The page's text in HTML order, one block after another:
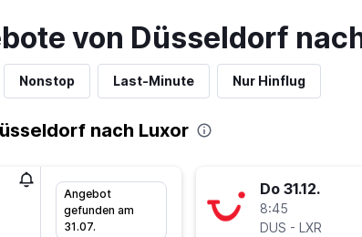
von Düsseldorf
Nonstop Last-Minute Nur Hinflug
nach Luxor
Angebot
gefunden am
31.07.
Do 31.12.
8:45
DUS - LXR